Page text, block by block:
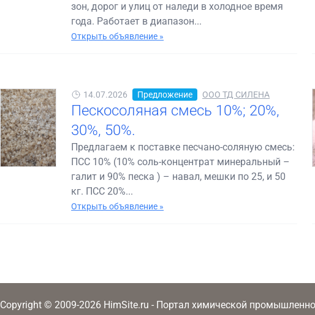
зон, дорог и улиц от наледи в холодное время
года. Работает в диапазон...
Открыть объявление »
14.07.2026 Предложение ООО ТД СИЛЕНА
Пескосоляная смесь 10%; 20%,
30%, 50%.
Предлагаем к поставке песчано-соляную смесь:
ПСС 10% (10% соль-концентрат минеральный –
галит и 90% песка ) – навал, мешки по 25, и 50
кг. ПСС 20%...
Открыть объявление »
Copyright © 2009-2026 HimSite.ru - Портал химической